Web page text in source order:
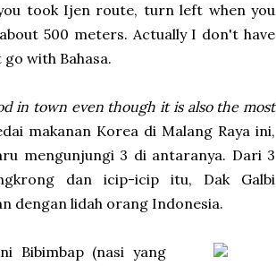
took Ijen route, turn left when you
500 meters. Actually I don't have
with Bahasa.
in town even though it is also the most
makanan Korea di Malang Raya ini,
mengunjungi 3 di antaranya. Dari 3
dan icip-icip itu, Dak Galbi
dengan lidah orang Indonesia.
Bibimbap (nasi yang